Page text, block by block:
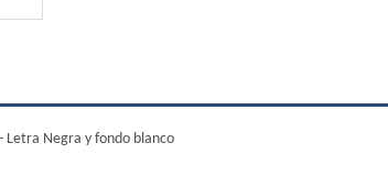
Letra Negra y fondo blanco